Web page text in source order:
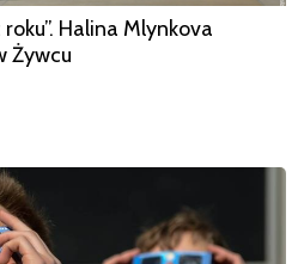
Halina Mlynkova
Żywcu